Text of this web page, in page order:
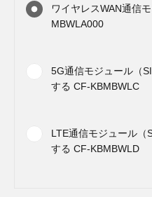
ワイヤレスWAN通信
MBWLA000
5G通信モジュール（
する CF-KBMBWLC
LTE通信モジュール（
する CF-KBMBWLD